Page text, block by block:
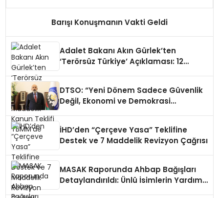
Barışı Konuşmanın Vakti Geldi
Adalet Bakanı Akın Gürlek’ten
‘Terörsüz Türkiye’ Açıklaması: 12
DTSO: “Yeni Dönem Sadece Güvenlik
Değil, Ekonomi ve Demokrasi
İHD’den “Çerçeve Yasa” Teklifine
Destek ve 7 Maddelik Revizyon Çağrısı
MASAK Raporunda Ahbap Bağışları
Detaylandırıldı: Ünlü İsimlerin Yardım